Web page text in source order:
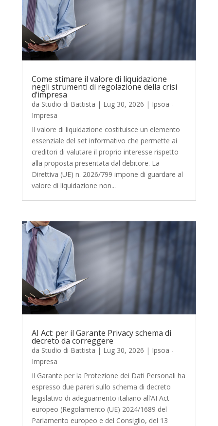
Come stimare il valore di liquidazione
negli strumenti di regolazione della crisi
d’impresa
da Studio di Battista | Lug 30, 2026 | Ipsoa -
Impresa
Il valore di liquidazione costituisce un elemento
essenziale del set informativo che permette ai
creditori di valutare il proprio interesse rispetto
alla proposta presentata dal debitore. La
Direttiva (UE) n. 2026/799 impone di guardare al
valore di liquidazione non...
AI Act: per il Garante Privacy schema di
decreto da correggere
da Studio di Battista | Lug 30, 2026 | Ipsoa -
Impresa
Il Garante per la Protezione dei Dati Personali ha
espresso due pareri sullo schema di decreto
legislativo di adeguamento italiano all’AI Act
europeo (Regolamento (UE) 2024/1689 del
Parlamento europeo e del Consiglio, del 13